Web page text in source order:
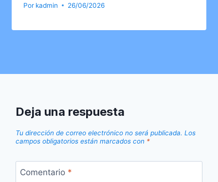
Por kadmin 26/06/2026
Deja una respuesta
Tu dirección de correo electrónico no será publicada. Los
campos obligatorios están marcados con *
Comentario *